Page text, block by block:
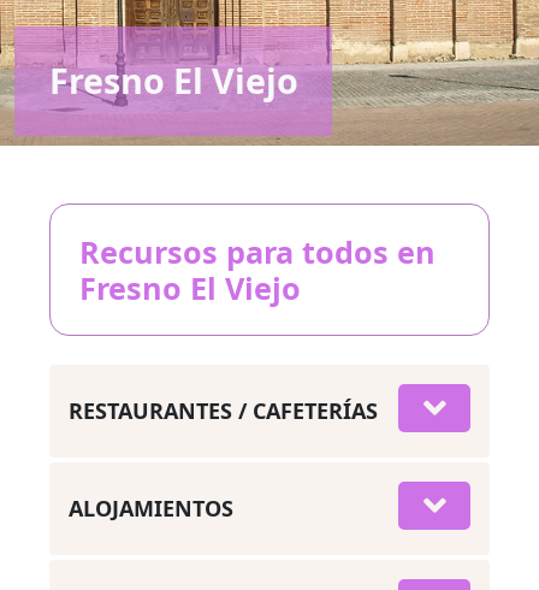
Fresno El Viejo
Recursos para todos en
Fresno El Viejo
RESTAURANTES / CAFETERÍAS
ALOJAMIENTOS